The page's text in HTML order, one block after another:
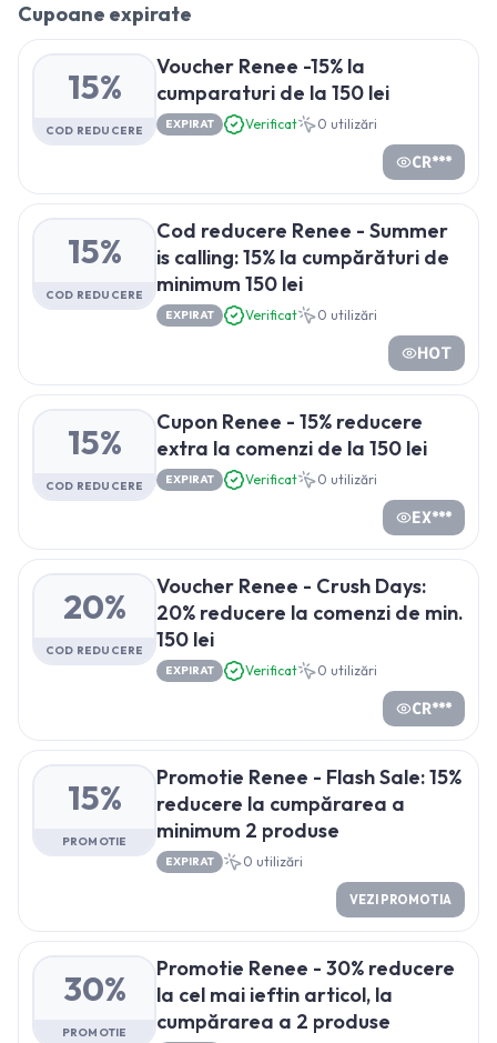
Cupoane expirate
15%
COD REDUCERE
Voucher Renee -15% la
cumparaturi de la 150 lei
EXPIRAT Verificat 0 utilizări
CR***
15%
COD REDUCERE
Cod reducere Renee - Summer
is calling: 15% la cumpărături de
minimum 150 lei
EXPIRAT Verificat 0 utilizări
HOT
15%
COD REDUCERE
Cupon Renee - 15% reducere
extra la comenzi de la 150 lei
EXPIRAT Verificat 0 utilizări
EX***
20%
COD REDUCERE
Voucher Renee - Crush Days:
20% reducere la comenzi de min.
150 lei
EXPIRAT Verificat 0 utilizări
CR***
15%
PROMOTIE
Promotie Renee - Flash Sale: 15%
reducere la cumpărarea a
minimum 2 produse
EXPIRAT 0 utilizări
VEZI PROMOTIA
30%
PROMOTIE
Promotie Renee - 30% reducere
la cel mai ieftin articol, la
cumpărarea a 2 produse